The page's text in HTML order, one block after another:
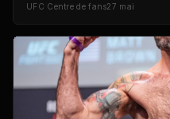
UFC Centre de fans27 mai